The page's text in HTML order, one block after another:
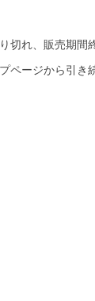
切れ、販売期間
ページから引き